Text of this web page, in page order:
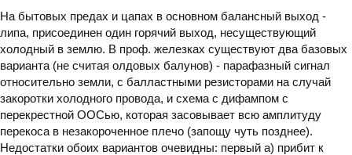
На бытовых предах и цапах в основном балансный выход -
липа, присоединен один горячий выход, несуществующий
холодный в землю. В проф. железках существуют два базовых
варианта (не считая олдовых балунов) - парафазный сигнал
относительно земли, с балластными резисторами на случай
закоротки холодного провода, и схема с дифампом с
перекрестной ООСью, которая засовывает всю амплитуду
перекоса в незакороченное плечо (запощу чуть позднее).
Недостатки обоих вариантов очевидны: первый а) прибит к